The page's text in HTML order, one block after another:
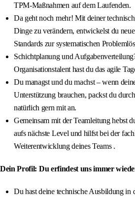
TPM-Maßnahmen auf dem Laufenden.
Da geht noch mehr! Mit deiner
Dinge zu verändern, entwickelst du
Standards zur systematischen
Schichtplanung und
Organisationstalent hast du das agile
Du managst und du machst – wenn
Unterstützung brauchen, packst du
natürlich gern mit an.
Gemeinsam mit der Teamleitung hebst
aufs nächste Level und hilfst bei der
Weiterentwicklung deines Teams .
Dein Profil: Du erfindest uns immer
Du hast deine technische Ausbildung in